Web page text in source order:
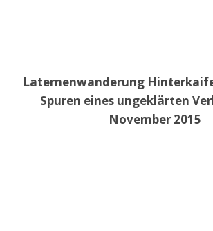
Laternenwanderung
Spuren eines ungeklärten
November 2015